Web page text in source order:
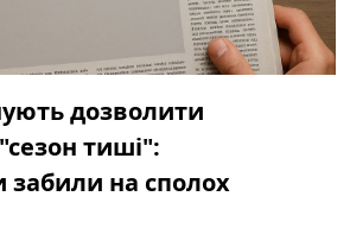
дозволити
тиші":
забили на сполох